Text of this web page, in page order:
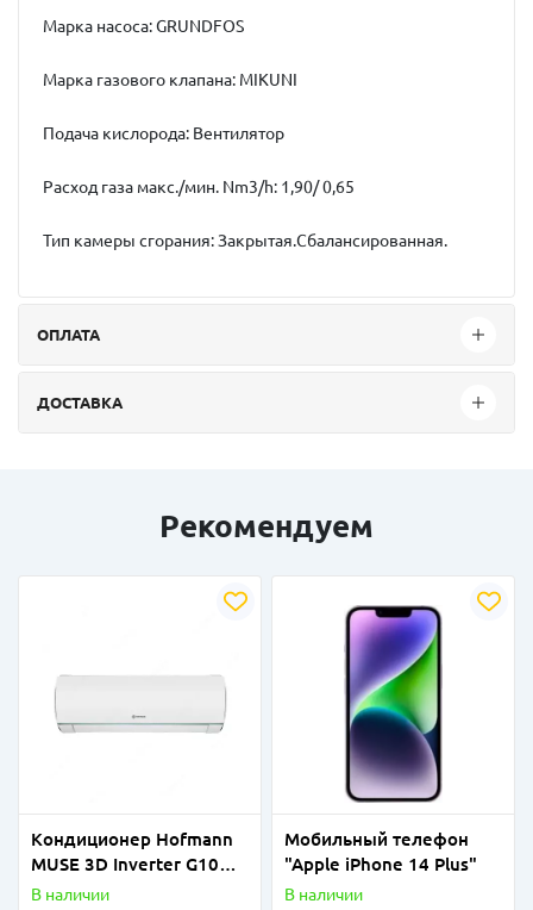
Марка насоса: GRUNDFOS
Марка газового клапана: MIKUNI
Подача кислорода: Вентилятор
Расход газа макс./мин. Nm3/h: 1,90/ 0,65
Тип камеры сгорания: Закрытая.Сбалансированная.
ОПЛАТА
ДОСТАВКА
Рекомендуем
Кондиционер Hofmann
MUSE 3D Inverter G10
(Wi-Fi) - 24
В наличии
Мобильный телефон
"Apple iPhone 14 Plus"
В наличии